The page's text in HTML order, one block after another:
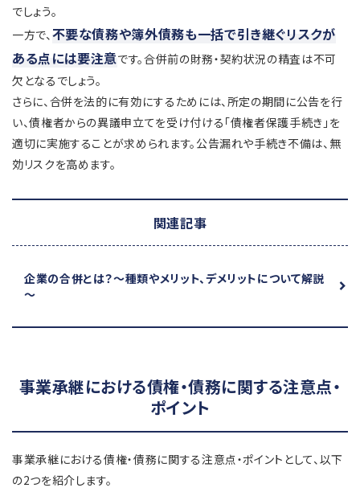
でしょう。
一方で、不要な債務や簿外債務も一括で引き継ぐリスクが
ある点には要注意です。合併前の財務・契約状況の精査は不可
欠となるでしょう。
さらに、合併を法的に有効にするためには、所定の期間に公告を行
い、債権者からの異議申立てを受け付ける「債権者保護手続き」を
適切に実施することが求められます。公告漏れや手続き不備は、無
効リスクを高めます。
関連記事
企業の合併とは？～種類やメリット、デメリットについて解説
～
事業承継における債権・債務に関する注意点・
ポイント
事業承継における債権・債務に関する注意点・ポイントとして、以下
の2つを紹介します。